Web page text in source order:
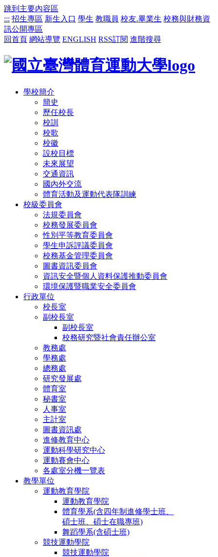
跳到主要內容區
::: 招生專區 新生入口 學生 教職員 校友.畢業生 校務與財務資
訊公開專區
回首頁 網站導覽 ENGLISH RSS訂閱 進階搜尋
學校簡介
簡史
歷任校長
校訓
校歌
校徽
設校目標
未來展望
交通資訊
國內外交流
體育活動及運動代表隊訓練
校級委員會
法規委員會
校務發展委員會
性別平等教育委員會
學生申訴評議委員會
校務基金管理委員會
圖書資訊委員會
資訊安全暨個人資料保護推動委員會
環境保護暨職業安全委員會
行政單位
校長室
副校長室
副校長室
校務研究暨社會責任辦公室
教務處
學務處
總務處
研究發展處
體育室
秘書室
人事室
主計室
圖書資訊處
進修教育中心
運動科學研究中心
運動賽會中心
各處室分機一覽表
教學單位
運動教育學院
運動教育學院
體育學系(含四年制進修學士班、
碩士班、碩士在職專班)
舞蹈學系(含碩士班)
競技運動學院
競技運動學院